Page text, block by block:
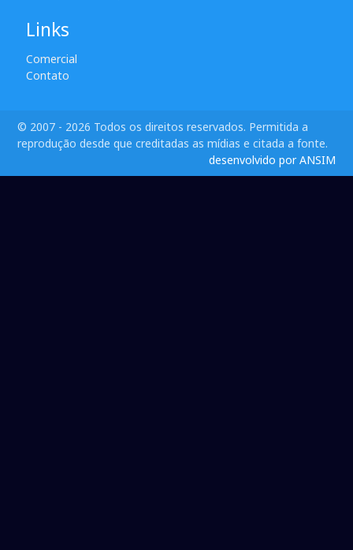
Links
Comercial
Contato
© 2007 - 2026 Todos os direitos reservados. Permitida a
reprodução desde que creditadas as mídias e citada a fonte.
desenvolvido por ANSIM